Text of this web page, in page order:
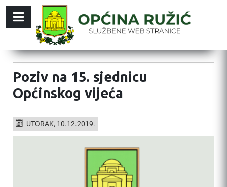
Poziv na 15. sjednicu
Općinskog vijeća
UTORAK, 10.12.2019.